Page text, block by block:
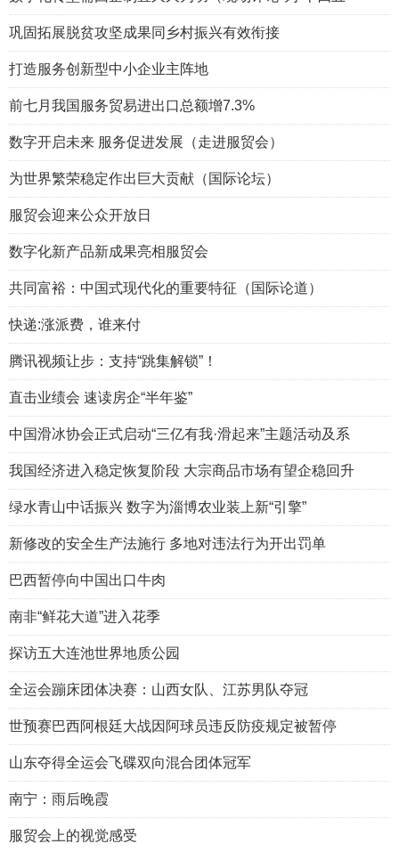
巩固拓展脱贫攻坚成果同乡村振兴有效衔接
打造服务创新型中小企业主阵地
前七月我国服务贸易进出口总额增7.3%
数字开启未来 服务促进发展（走进服贸会）
为世界繁荣稳定作出巨大贡献（国际论坛）
服贸会迎来公众开放日
数字化新产品新成果亮相服贸会
共同富裕：中国式现代化的重要特征（国际论道）
快递:涨派费，谁来付
腾讯视频让步：支持“跳集解锁”！
直击业绩会 速读房企“半年鉴”
中国滑冰协会正式启动“三亿有我·滑起来”主题活动及系
我国经济进入稳定恢复阶段 大宗商品市场有望企稳回升
绿水青山中话振兴 数字为淄博农业装上新“引擎”
新修改的安全生产法施行 多地对违法行为开出罚单
巴西暂停向中国出口牛肉
南非“鲜花大道”进入花季
探访五大连池世界地质公园
全运会蹦床团体决赛：山西女队、江苏男队夺冠
世预赛巴西阿根廷大战因阿球员违反防疫规定被暂停
山东夺得全运会飞碟双向混合团体冠军
南宁：雨后晚霞
服贸会上的视觉感受